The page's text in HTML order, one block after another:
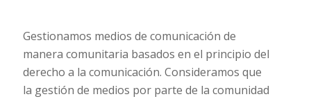
Gestionamos medios de comunicación de
manera comunitaria basados en el principio del
derecho a la comunicación. Consideramos que
la gestión de medios por parte de la comunidad